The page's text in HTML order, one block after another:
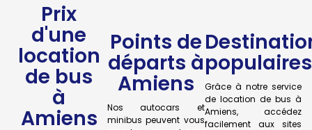
populaires
Grâce à notre service
de location de bus à
Amiens, accédez
facilement aux sites
Points de
départs à
Amiens
Nos autocars et
minibus peuvent vous
Prix
d'une
location
de bus
à
Amiens